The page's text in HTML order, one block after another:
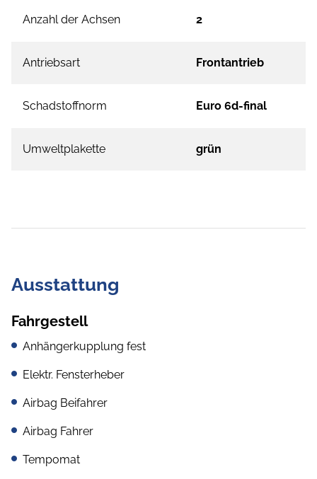
Anzahl der Achsen 2
Antriebsart Frontantrieb
Schadstoffnorm Euro 6d-final
Umweltplakette grün
Ausstattung
Fahrgestell
Anhängerkupplung fest
Elektr. Fensterheber
Airbag Beifahrer
Airbag Fahrer
Tempomat